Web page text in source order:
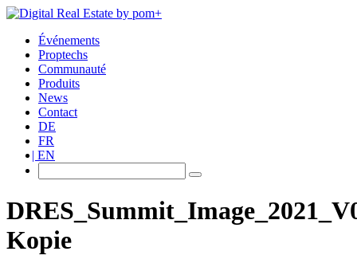
Événements
Proptechs
Communauté
Produits
News
Contact
DE
FR
EN
Kopie